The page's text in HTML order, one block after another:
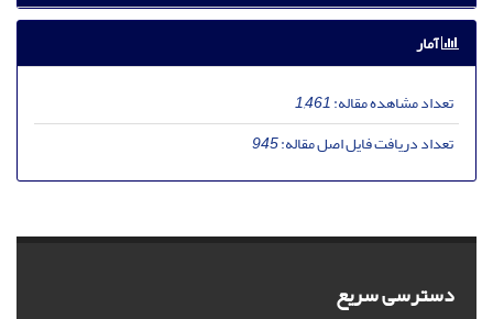
آمار
تعداد مشاهده مقاله:1,461
تعداد دریافت فایل اصل مقاله:945
دسترسی سریع